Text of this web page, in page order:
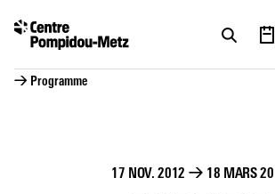
→ Programme
17 NOV. 2012 → 18 MARS